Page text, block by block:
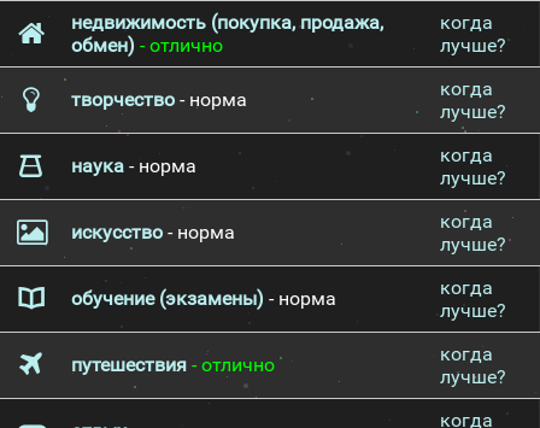
недвижимость (покупка, продажа,
обмен) - отлично
когда
лучше?
творчество - норма
когда
лучше?
наука - норма
когда
лучше?
искусство - норма
когда
лучше?
обучение (экзамены) - норма
когда
лучше?
путешествия - отлично
когда
лучше?
когда